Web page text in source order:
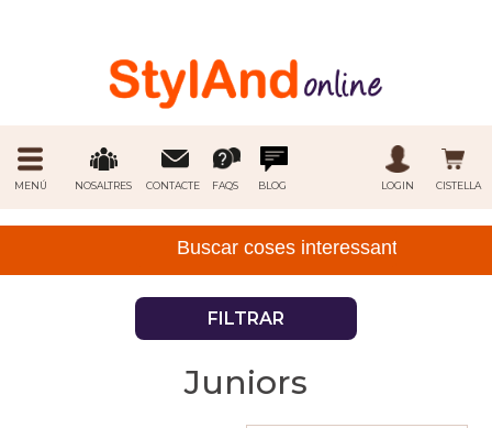
MENÚ NOSALTRES CONTACTE FAQS BLOG CISTELLA
LOGIN
FILTRAR
Juniors